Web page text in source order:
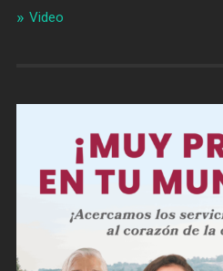
Video